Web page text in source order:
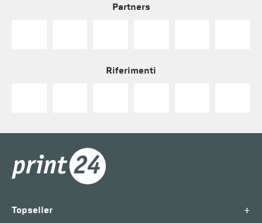
Partners
Riferimenti
Topseller +